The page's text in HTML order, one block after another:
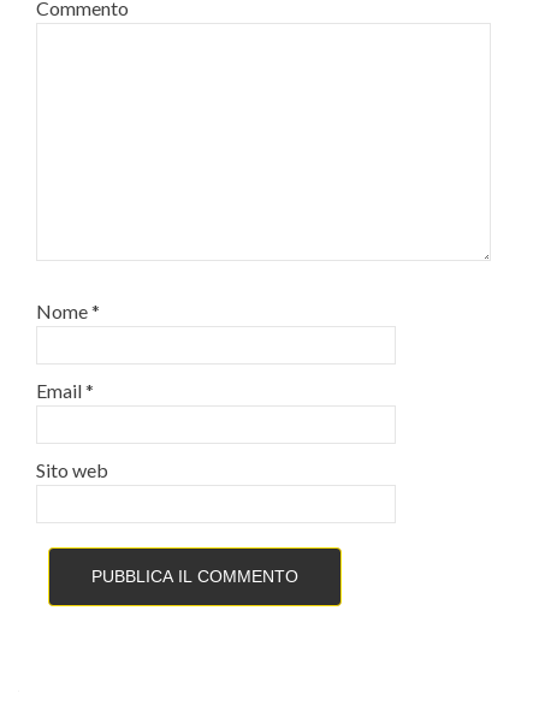
Commento
Nome*
Email*
Sito web